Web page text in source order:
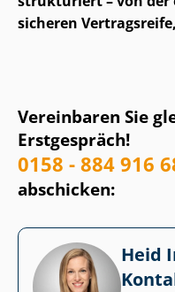
sicheren
Vereinbaren Sie
Erstgespräch!
0158 - 884 916
abschicken:
Heid